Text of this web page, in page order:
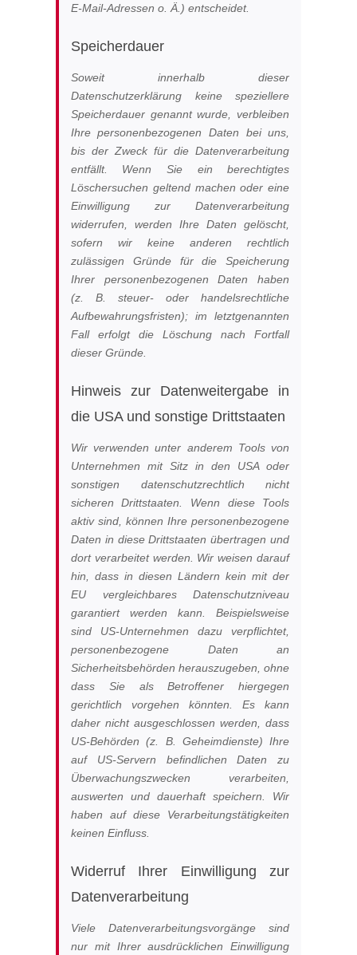
E-Mail-Adressen o. Ä.) entscheidet.
Speicherdauer
Soweit innerhalb dieser
Datenschutzerklärung keine speziellere
Speicherdauer genannt wurde, verbleiben
Ihre personenbezogenen Daten bei uns,
bis der Zweck für die Datenverarbeitung
entfällt. Wenn Sie ein berechtigtes
Löschersuchen geltend machen oder eine
Einwilligung zur Datenverarbeitung
widerrufen, werden Ihre Daten gelöscht,
sofern wir keine anderen rechtlich
zulässigen Gründe für die Speicherung
Ihrer personenbezogenen Daten haben
(z. B. steuer- oder handelsrechtliche
Aufbewahrungsfristen); im letztgenannten
Fall erfolgt die Löschung nach Fortfall
dieser Gründe.
Hinweis zur Datenweitergabe in
die USA und sonstige Drittstaaten
Wir verwenden unter anderem Tools von
Unternehmen mit Sitz in den USA oder
sonstigen datenschutzrechtlich nicht
sicheren Drittstaaten. Wenn diese Tools
aktiv sind, können Ihre personenbezogene
Daten in diese Drittstaaten übertragen und
dort verarbeitet werden. Wir weisen darauf
hin, dass in diesen Ländern kein mit der
EU vergleichbares Datenschutzniveau
garantiert werden kann. Beispielsweise
sind US-Unternehmen dazu verpflichtet,
personenbezogene Daten an
Sicherheitsbehörden herauszugeben, ohne
dass Sie als Betroffener hiergegen
gerichtlich vorgehen könnten. Es kann
daher nicht ausgeschlossen werden, dass
US-Behörden (z. B. Geheimdienste) Ihre
auf US-Servern befindlichen Daten zu
Überwachungszwecken verarbeiten,
auswerten und dauerhaft speichern. Wir
haben auf diese Verarbeitungstätigkeiten
keinen Einfluss.
Widerruf Ihrer Einwilligung zur
Datenverarbeitung
Viele Datenverarbeitungsvorgänge sind
nur mit Ihrer ausdrücklichen Einwilligung